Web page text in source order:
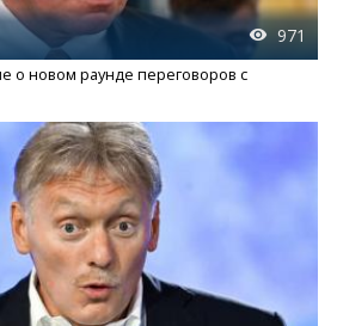
971
о новом раунде переговоров с